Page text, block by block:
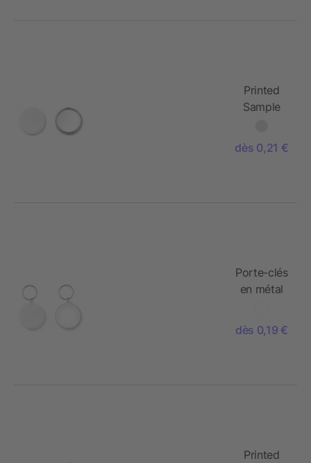
Printed
Sample
dès 0,21 €
Porte-clés
en métal
dès 0,19 €
Printed